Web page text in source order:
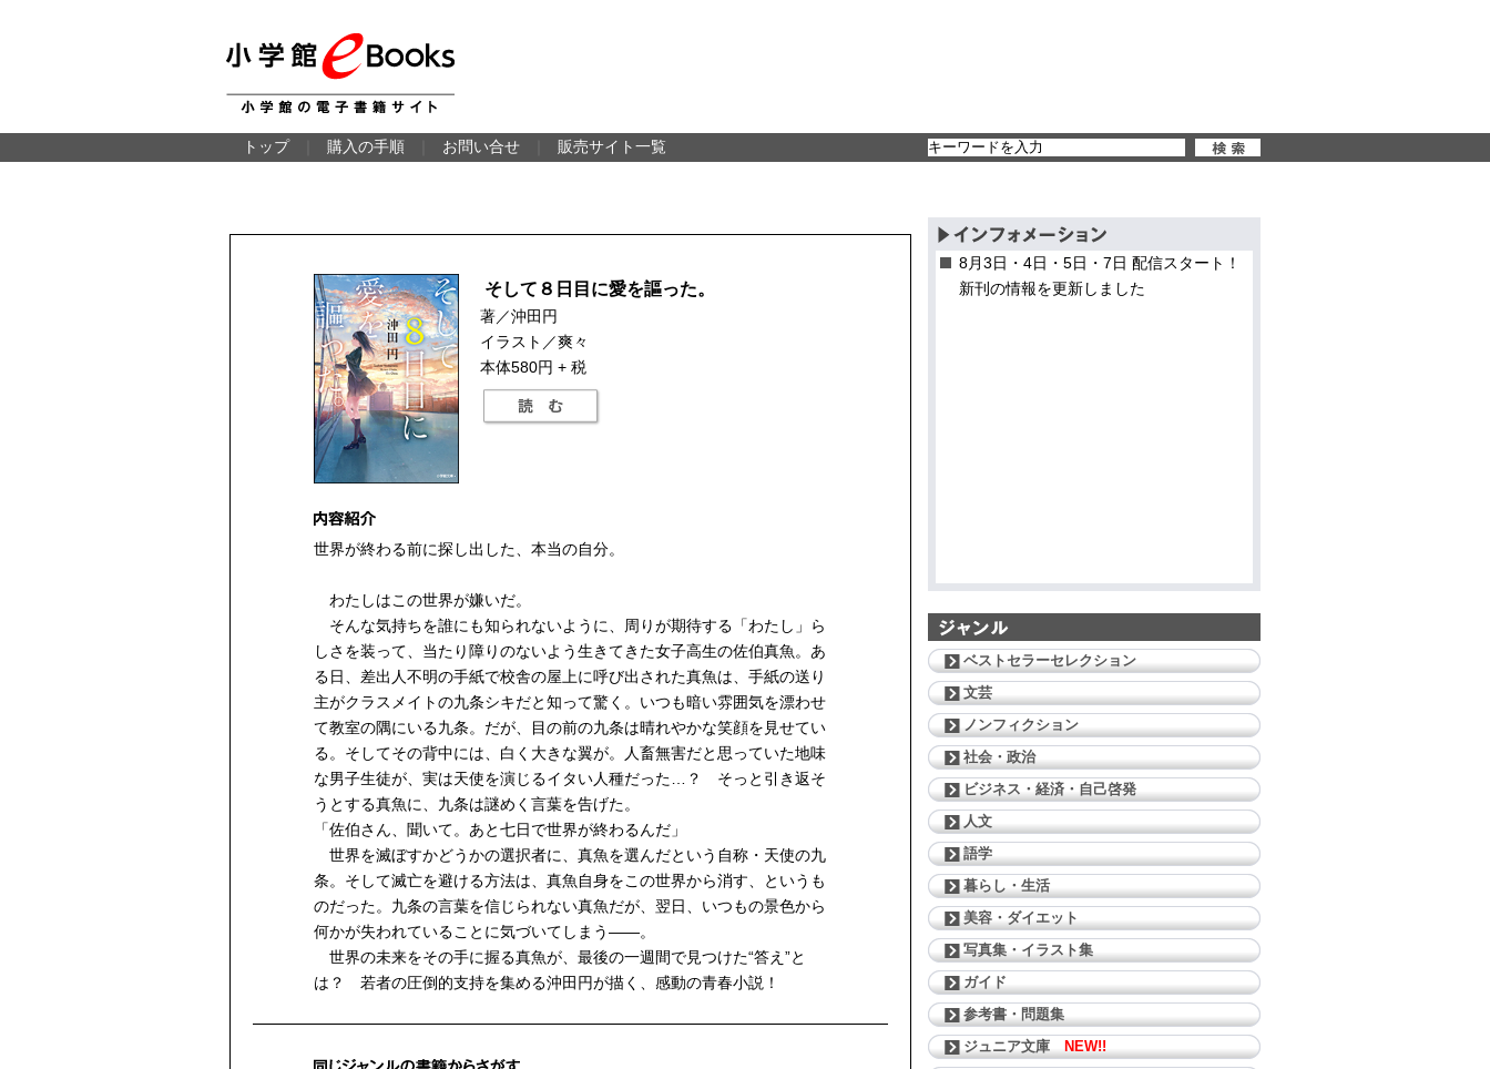
トップ 購入の手順 お問い合せ 販売サイト一覧
そして８日目に愛を謳った。
著／沖田円
イラスト／爽々
本体580円 + 税
世界が終わる前に探し出した、本当の自分。
わたしはこの世界が嫌いだ。
そんな気持ちを誰にも知られないように、周りが期待する「わたし」ら
しさを装って、当たり障りのないよう生きてきた女子高生の佐伯真魚。あ
る日、差出人不明の手紙で校舎の屋上に呼び出された真魚は、手紙の送り
主がクラスメイトの九条シキだと知って驚く。いつも暗い雰囲気を漂わせ
て教室の隅にいる九条。だが、目の前の九条は晴れやかな笑顔を見せてい
る。そしてその背中には、白く大きな翼が。人畜無害だと思っていた地味
な男子生徒が、実は天使を演じるイタい人種だった…？ そっと引き返そ
うとする真魚に、九条は謎めく言葉を告げた。
「佐伯さん、聞いて。あと七日で世界が終わるんだ」
世界を滅ぼすかどうかの選択者に、真魚を選んだという自称・天使の九
条。そして滅亡を避ける方法は、真魚自身をこの世界から消す、というも
のだった。九条の言葉を信じられない真魚だが、翌日、いつもの景色から
何かが失われていることに気づいてしまう——。
世界の未来をその手に握る真魚が、最後の一週間で見つけた“答え”と
は？ 若者の圧倒的支持を集める沖田円が描く、感動の青春小説！
8月3日・4日・5日・7日 配信スタート！
新刊の情報を更新しました
ベストセラーセレクション
文芸
ノンフィクション
社会・政治
ビジネス・経済・自己啓発
人文
語学
暮らし・生活
美容・ダイエット
写真集・イラスト集
ガイド
参考書・問題集
ジュニア文庫
NEW!!